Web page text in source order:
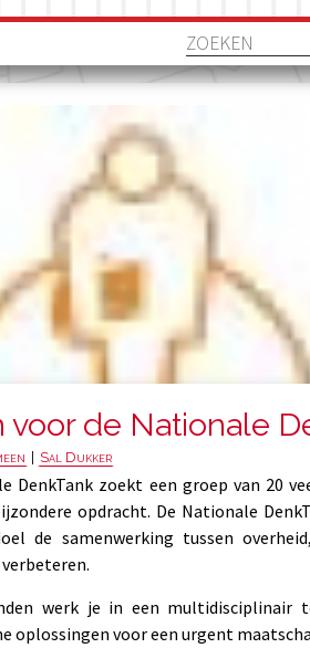
voor de Nationale
Sal Dukker
DenkTank zoekt een groep van 20
opdracht. De Nationale
de samenwerking tussen
werk je in een multidisciplinair
oplossingen voor een urgent